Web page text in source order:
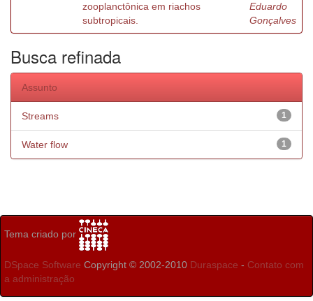
zooplanctônica em riachos
subtropicais.
Eduardo
Gonçalves
Busca refinada
Assunto
1
Streams
1
Water flow
Tema criado por
DSpace Software Copyright © 2002-2010 Duraspace - Contato com
a administração